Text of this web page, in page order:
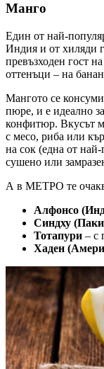
Манго
Един от най-
Индия и от хиляди
превъзходен гост
оттенъци – на
Мангото се
пюре, и е идеално
конфитюр. Вкусът
с месо, риба или
на сок (една от
сушено или
А в МЕТРО те
Алфонсо
Синдху
Тотапури – с
Хаден